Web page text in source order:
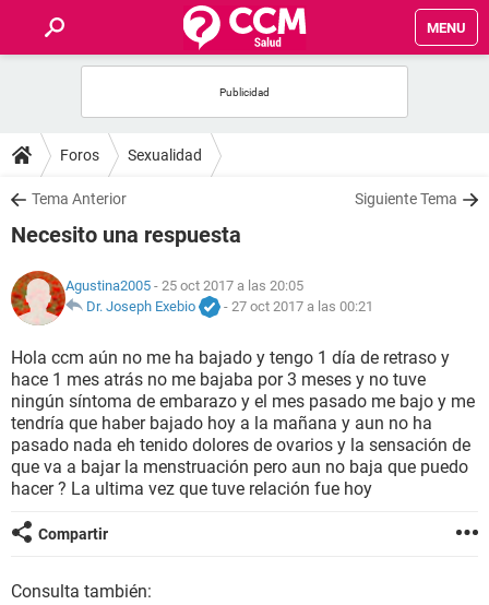
MENU
FOROS
SALUD
NUTRICIÓN
BIENESTAR
SEXUALIDAD
GLOSARIO
Foros Sexualidad
Tema Anterior Siguiente Tema
Necesito una respuesta
Agustina2005 - 25 oct 2017 a las 20:05
Dr. Joseph Exebio
- 27 oct 2017 a las 00:21
Hola ccm aún no me ha bajado y tengo 1 día de retraso y
hace 1 mes atrás no me bajaba por 3 meses y no tuve
ningún síntoma de embarazo y el mes pasado me bajo y me
tendría que haber bajado hoy a la mañana y aun no ha
pasado nada eh tenido dolores de ovarios y la sensación de
que va a bajar la menstruación pero aun no baja que puedo
hacer ? La ultima vez que tuve relación fue hoy
Compartir
Consulta también: